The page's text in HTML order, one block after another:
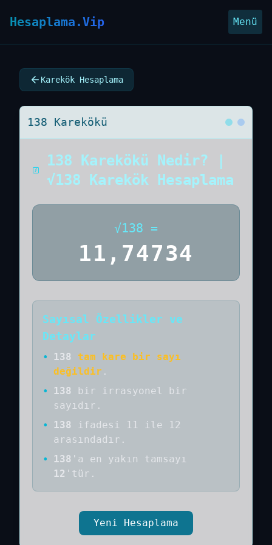
Hesaplama.Vip Menü
Karekök Hesaplama
138 Karekökü
138 Karekökü Nedir? |
√138 Karekök Hesaplama
√138 =
11,74734
Sayısal Özellikler ve
Detaylar
• 138
tam kare bir sayı
değildir .
•
138 bir
irrasyonel bir
sayıdır .
•
138
ifadesi 11 ile 12
arasındadır.
•
138 'a en yakın tamsayı
12 'tür.
Yeni Hesaplama